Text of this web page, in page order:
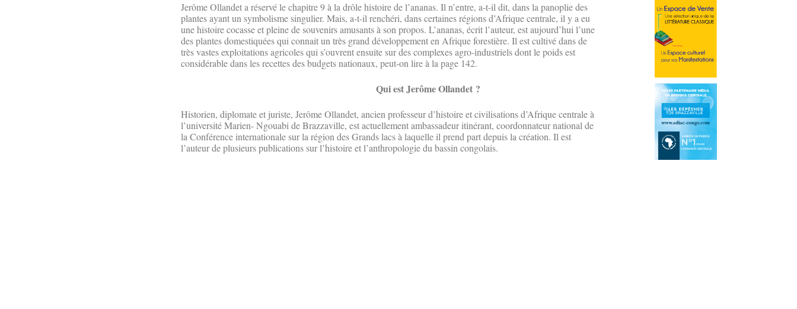
Jerôme Ollandet a réservé le chapitre 9 à la drôle histoire de l’ananas. Il n’entre, a-t-il dit, dans la panoplie des
plantes ayant un symbolisme singulier. Mais, a-t-il renchéri, dans certaines régions d’Afrique centrale, il y a eu
une histoire cocasse et pleine de souvenirs amusants à son propos. L’ananas, écrit l’auteur, est aujourd’hui l’une
des plantes domestiquées qui connait un très grand développement en Afrique forestière. Il est cultivé dans de
très vastes exploitations agricoles qui s’ouvrent ensuite sur des complexes agro-industriels dont le poids est
considérable dans les recettes des budgets nationaux, peut-on lire à la page 142.
Qui est Jerôme Ollandet ?
Historien, diplomate et juriste, Jerôme Ollandet, ancien professeur d’histoire et civilisations d’Afrique centrale à
l’université Marien- Ngouabi de Brazzaville, est actuellement ambassadeur itinérant, coordonnateur national de
la Conférence internationale sur la région des Grands lacs à laquelle il prend part depuis la création. Il est
l’auteur de plusieurs publications sur l’histoire et l’anthropologie du bassin congolais.